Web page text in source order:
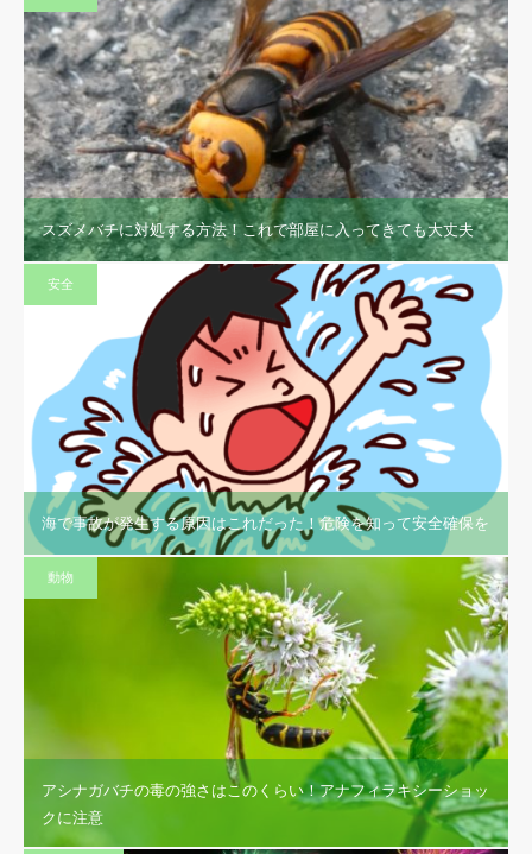
スズメバチに対処する方法！これで部屋に入ってきても大丈夫
安全
海で事故が発生する原因はこれだった！危険を知って安全確保を
動物
アシナガバチの毒の強さはこのくらい！アナフィラキシーショッ
クに注意